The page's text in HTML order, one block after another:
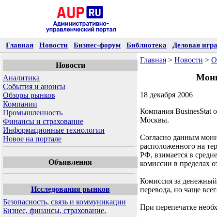
Главная Новости Бизнес-форум Библиотека Деловая игра
Новости
Аналитика
События и анонсы
Обзоры рынков
Компании
Промышленность
Финансы и страхование
Информационные технологии
Новое на портале
Объявления
Исследования рынков
Безопасность, связь и коммуникации
Бизнес, финансы, страхование,
Главная > Новости >
18 декабря 2006
Компания BusinesStat
Москвы.
Согласно данным
расположенного на
РФ, взимается в
комиссии в пределах
Комиссия за денежный
перевода, но чаще
При перепечатке